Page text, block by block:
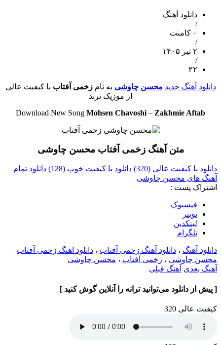
دانلود آهنگ
/
۰ کامنت
/
۲ تیر ۱۴۰۵
/
۲۲
دانلود آهنگ جدید محسن چاوشی به نامزخمی آفتاب با کیفیت عالی
از موزیک ترند
Download New Song Mohsen Chavoshi – Zakhmie Aftab
متن آهنگ زخمی آفتاب محسن چاوشی
دانلود با کیفیت عالی (320) دانلود با کیفیت خوب (128)
دانلود تمام
آهنگ های محسن چاوشی
اشتراک پست :
فيسبوک
تويتر
لینکدین
تلگرام
دانلود آهنگ ، دانلود آهنگ زخمی آفتاب ، دانلود اهنگ زخمی آفتاب
محسن چاوشی ، زخمی آفتاب ، محسن چاوشی
آهنگ بعدی آهنگ قبلی
[ پیش از دانلود می‌توانید ترانه را آنلاین گوش کنید ]
کیفیت عالی 320